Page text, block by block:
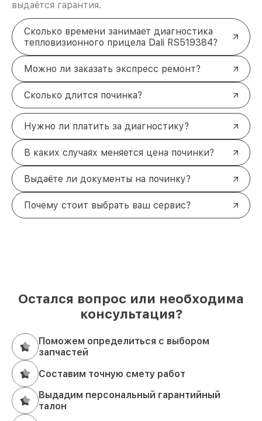
выдаётся гарантия.
Сколько времени занимает диагностика
тепловизионного прицела Dali RS519384?
Можно ли заказать экспресс ремонт?
Сколько длится починка?
Нужно ли платить за диагностику?
В каких случаях меняется цена починки?
Выдаёте ли документы на починку?
Почему стоит выбрать ваш сервис?
Остался вопрос или необходима
консультация?
Поможем определиться с выбором
запчастей
Составим точную смету работ
Выдадим персональный гарантийный
талон